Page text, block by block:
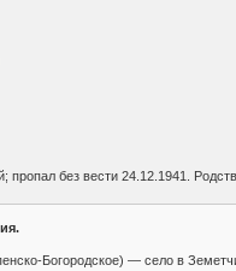
пропал без вести 24.12.1941.
Богородское) — село в